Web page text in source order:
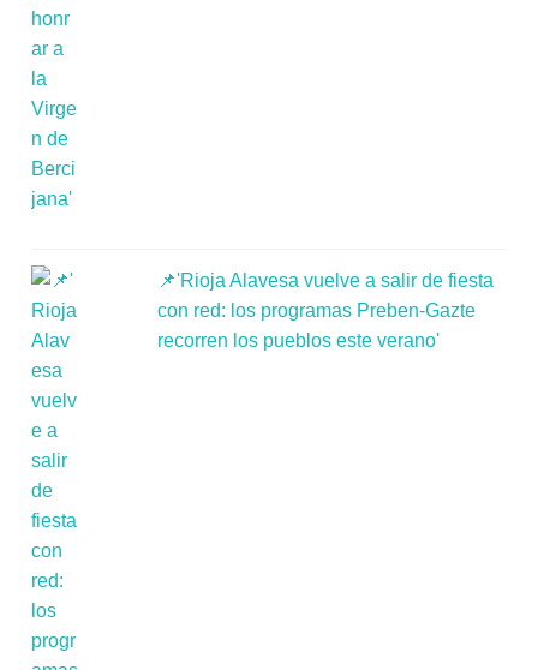
📌'Rioja Alavesa vuelve a salir de fiesta
con red: los programas Preben-Gazte
recorren los pueblos este verano'